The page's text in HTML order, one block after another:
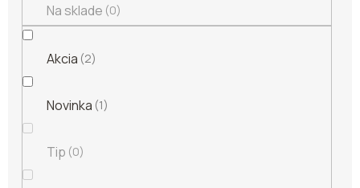
Na sklade 0
Akcia 2
Novinka 1
Tip 0